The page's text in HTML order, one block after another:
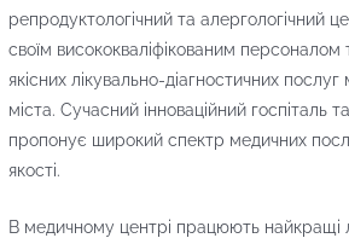
репродуктологічний та алергологічний
своїм висококваліфікованим
якісних лікувально-діагностичних
міста. Сучасний інноваційний госпіталь
пропонує широкий спектр медичних
якості.
В медичному центрі працюють найкращі